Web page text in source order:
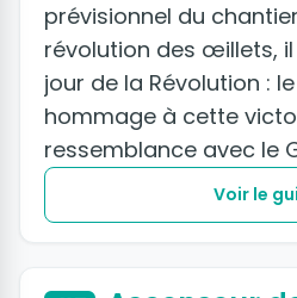
prévisionnel du
révolution des œillets,
jour de la Révolution :
hommage à cette
ressemblance avec le
Voir le